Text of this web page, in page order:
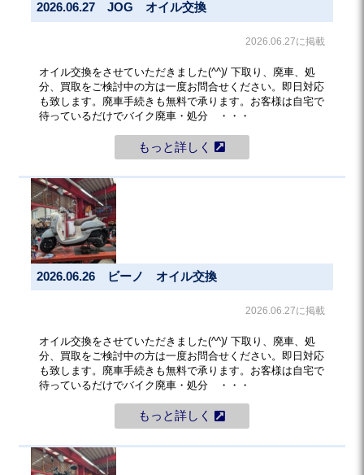
2026.06.27 JOG オイル交換
2026.06.27に掲載
オイル交換をさせていただきました(^^)/ 下取り、廃車、処
分、買取をご検討中の方は一度お問合せください。即日対応
も致します。廃車手続きも無料で承ります。お客様は自宅で
待っているだけでバイク廃車・処分 ・・・
もっと詳しく
2026.06.26 ビーノ オイル交換
2026.06.27に掲載
オイル交換をさせていただきました(^^)/ 下取り、廃車、処
分、買取をご検討中の方は一度お問合せください。即日対応
も致します。廃車手続きも無料で承ります。お客様は自宅で
待っているだけでバイク廃車・処分 ・・・
もっと詳しく